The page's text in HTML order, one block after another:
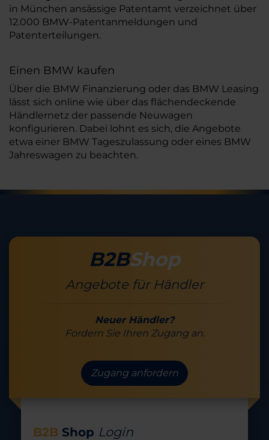
in München ansässige Patentamt verzeichnet über
12.000 BMW-Patentanmeldungen und
Patenterteilungen.
Einen BMW kaufen
Über die BMW Finanzierung oder das BMW Leasing
lässt sich online wie über das flächendeckende
Händlernetz der passende Neuwagen
konfigurieren. Dabei lohnt es sich, die Angebote
etwa einer BMW Tageszulassung oder eines BMW
Jahreswagen zu beachten.
B2BShop
Angebote für Händler
Neuer Händler?
Fordern Sie Ihren Zugang an.
Zugang anfordern
B2B Shop Login